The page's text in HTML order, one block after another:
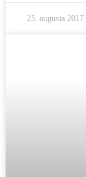
25. augusta 2017